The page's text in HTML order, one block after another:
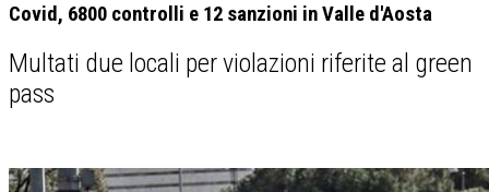
Covid, 6800 controlli e 12 sanzioni in Valle d'Aosta
Multati due locali per violazioni riferite al green
pass